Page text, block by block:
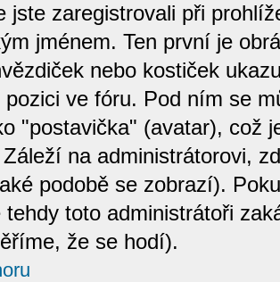
jste zaregistrovali při
jménem. Ten první je
nebo kostiček
pozici ve fóru. Pod ním se
"postavička" (avatar), což
na administrátorovi,
podobě se zobrazí).
tehdy toto administrátoři
že se hodí).